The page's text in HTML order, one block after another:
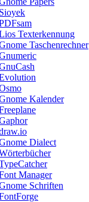
Sioyek
Texterkennung
Taschenrechner
Kalender
Dialect
Manager
Schriften